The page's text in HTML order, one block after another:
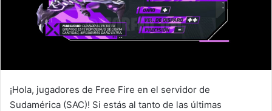
¡Hola, jugadores de Free Fire en el servidor de
Sudamérica (SAC)! Si estás al tanto de las últimas